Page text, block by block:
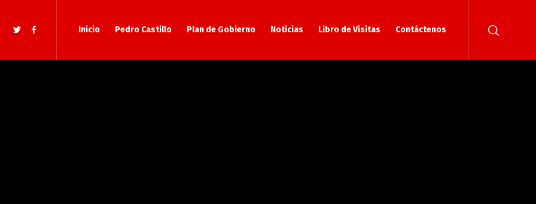
Inicio Pedro Castillo Plan de Gobierno Noticias Libro de Visitas Contáctenos